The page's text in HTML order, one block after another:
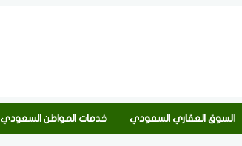
السوق العقاري السعودي خدمات المواطن السعودي